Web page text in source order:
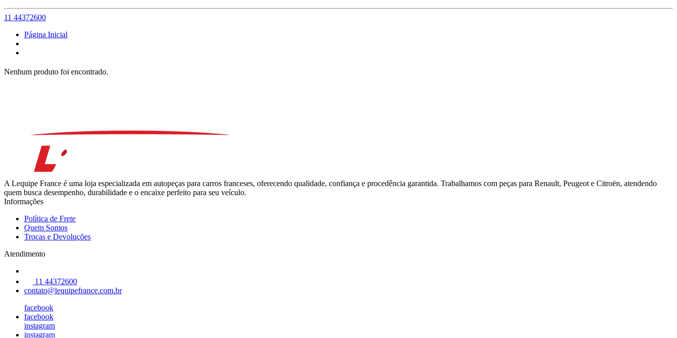
11 44372600
Página Inicial
Nenhum produto foi encontrado.
A Lequipe France é uma loja especializada em autopeças para carros franceses, oferecendo qualidade, confiança e procedência garantida. Trabalhamos com peças para Renault, Peugeot e Citroën, atendendo
quem busca desempenho, durabilidade e o encaixe perfeito para seu veículo.
Informações
Política de Frete
Quem Somos
Trocas e Devoluções
Atendimento
11 44372600
contato@lequipefrance.com.br
facebook
facebook
instagram
instagram